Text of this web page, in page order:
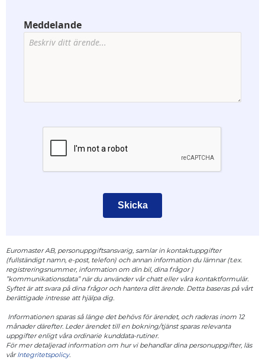
Meddelande
Skicka
Euromaster AB, personuppgiftsansvarig, samlar in kontaktuppgifter
(fullständigt namn, e-post, telefon) och annan information du lämnar (t.ex.
registreringsnummer, information om din bil, dina frågor )
”kommunikationsdata” när du använder vår chatt eller våra kontaktformulär.
Syftet är att svara på dina frågor och hantera ditt ärende. Detta baseras på vårt
berättigade intresse att hjälpa dig.
Informationen sparas så länge det behövs för ärendet, och raderas inom 12
månader därefter. Leder ärendet till en bokning/tjänst sparas relevanta
uppgifter enligt våra ordinarie kunddata-rutiner.
För mer detaljerad information om hur vi behandlar dina personuppgifter, läs
vårIntegritetspolicy.